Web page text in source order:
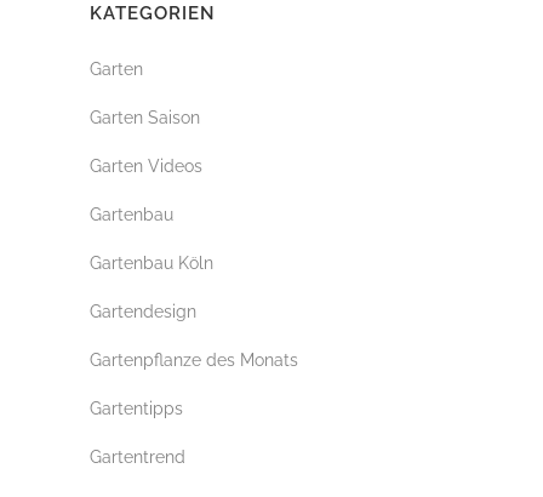
KATEGORIEN
Garten
Garten Saison
Garten Videos
Gartenbau
Gartenbau Köln
Gartendesign
Gartenpflanze des Monats
Gartentipps
Gartentrend